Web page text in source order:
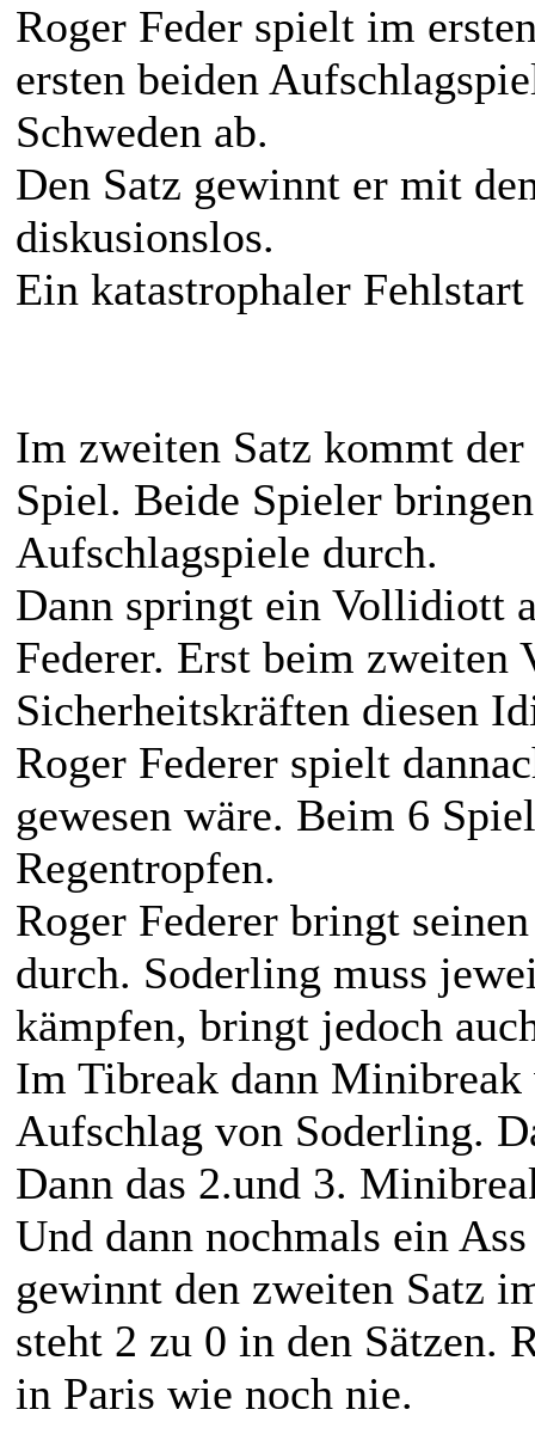
Roger Feder spielt im
ersten beiden
Schweden ab.
Den Satz gewinnt er mit
diskusionslos.
Ein katastrophaler
Im zweiten Satz kommt der
Spiel. Beide Spieler
Aufschlagspiele durch.
Dann springt ein Vollidiott
Federer. Erst beim zweiten
Sicherheitskräften diesen
Roger Federer spielt
gewesen wäre. Beim 6
Regentropfen.
Roger Federer bringt
durch. Soderling muss
kämpfen, bringt jedoch
Im Tibreak dann
Aufschlag von Soderling.
Dann das 2.und 3.
Und dann nochmals ein
gewinnt den zweiten Satz
steht 2 zu 0 in den Sätzen.
in Paris wie noch nie.